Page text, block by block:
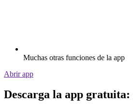
Muchas otras funciones de la app
Abrir app
Descarga la app